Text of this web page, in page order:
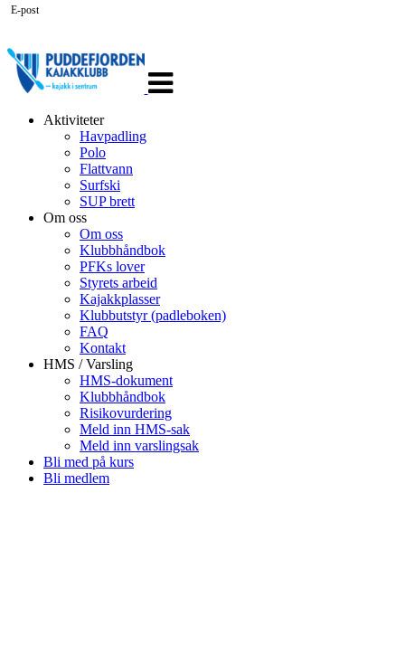
navigasjon
Aktiviteter
Havpadling
Polo
Flattvann
Surfski
SUP brett
Om oss
Om oss
Klubbhåndbok
PFKs lover
Styrets arbeid
Kajakkplasser
Klubbutstyr (padleboken)
FAQ
Kontakt
HMS / Varsling
HMS-dokument
Klubbhåndbok
Risikovurdering
Meld inn HMS-sak
Meld inn varslingsak
Bli med på kurs
Bli medlem
E-post